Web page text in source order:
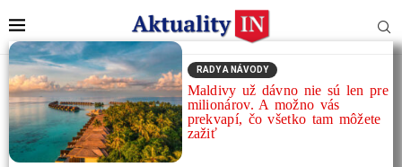
RADY A NÁVODY
Maldivy už dávno nie sú len pre
milionárov. A možno vás
prekvapí, čo všetko tam môžete
zažiť